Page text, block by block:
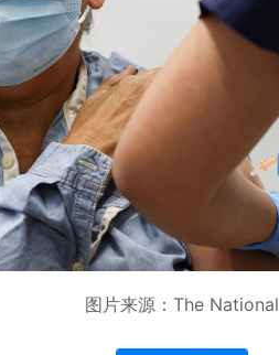
图片来源：The National